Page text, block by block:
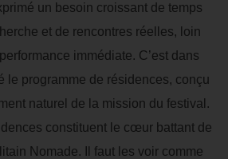
un besoin croissant de temps
et de rencontres réelles, loin
immédiate. C’est dans
le programme de résidences, conçu
naturel de la mission du festival.
constituent le cœur battant de
Nomade. Il faut les voir comme